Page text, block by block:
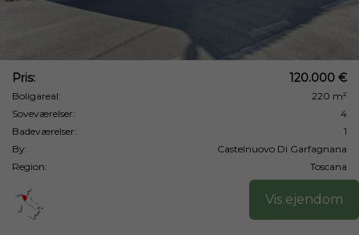
Pris: 120.000 €
Boligareal:
220 m²
Soveværelser:
4
Badeværelser:
1
By:
Castelnuovo Di Garfagnana
Region:
Toscana
Vis ejendom